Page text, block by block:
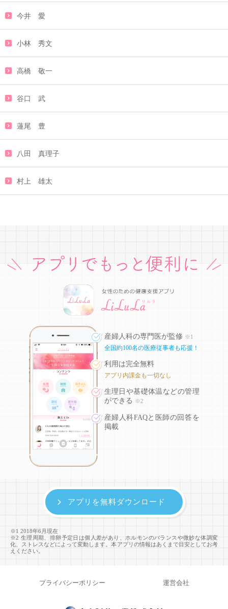
今井 愛
小林 秀文
高橋 敬一
谷口 武
蓮尾 豊
八田 真理子
村上 雄太
産婦人科の専門医が監修 ※1
全国約100名の医療従事者も応援！
利用は完全無料
アプリ内課金も一切なし
生理日や基礎体温などの管理
ができる
※2
産婦人科FAQと医師の回答を
掲載
※1 2018年6月現在
※2 生理周期、排卵予定日は個人差があり、ホルモンのバランスや微妙な体調変
化、ストレスなどによって変動します。本アプリの情報はあくまで目安としてお考
えください。
アプリを無料ダウンロード
プライバシーポリシー 運営会社